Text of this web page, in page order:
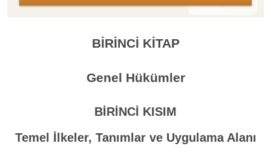
BİRİNCİ KİTAP
Genel Hükümler
BİRİNCİ KISIM
Temel İlkeler, Tanımlar ve Uygulama Alanı